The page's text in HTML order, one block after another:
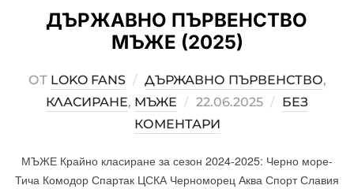
ДЪРЖАВНО ПЪРВЕНСТВО
МЪЖЕ (2025)
ОТ LOKO FANS ДЪРЖАВНО ПЪРВЕНСТВО,
КЛАСИРАНЕ, МЪЖЕ
POSTED
ON
22.06.2025
БЕЗ
КОМЕНТАРИ
МЪЖЕ Крайно класиране за сезон 2024-2025: Черно море-
Тича Комодор Спартак ЦСКА Черноморец Аква Спорт Славия